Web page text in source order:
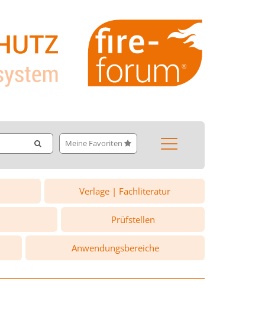
Meine Favoriten
Verlage | Fachliteratur
Prüfstellen
Anwendungsbereiche